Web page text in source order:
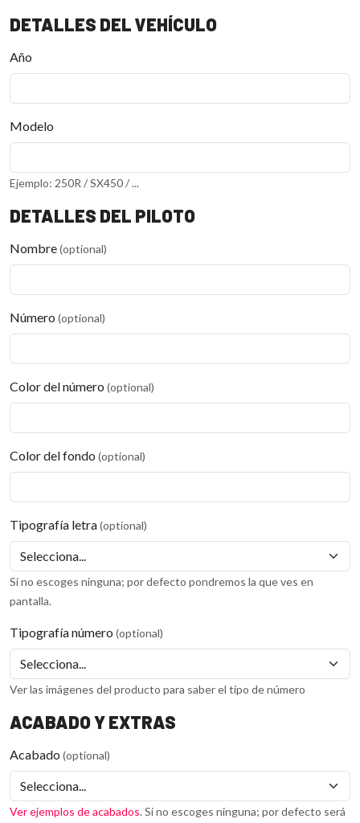
DETALLES DEL VEHÍCULO
Año
Modelo
Ejemplo: 250R / SX450 / ...
DETALLES DEL PILOTO
Nombre(optional)
Número (optional)
Color del número (optional)
Color del fondo (optional)
Tipografía letra(optional)
Si no escoges ninguna; por defecto pondremos la que ves en
pantalla.
Tipografía número (optional)
Ver las imágenes del producto para saber el tipo de número
ACABADO Y EXTRAS
Acabado (optional)
Ver ejemplos de acabados. Si no escoges ninguna; por defecto será